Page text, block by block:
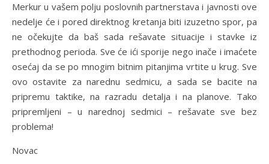
Merkur u vašem polju poslovnih partnerstava i javnosti ove
nedelje će i pored direktnog kretanja biti izuzetno spor, pa
ne očekujte da baš sada rešavate situacije i stavke iz
prethodnog perioda. Sve će ići sporije nego inače i imaćete
osećaj da se po mnogim bitnim pitanjima vrtite u krug. Sve
ovo ostavite za narednu sedmicu, a sada se bacite na
pripremu taktike, na razradu detalja i na planove. Tako
pripremljeni – u narednoj sedmici – rešavate sve bez
problema!
Novac